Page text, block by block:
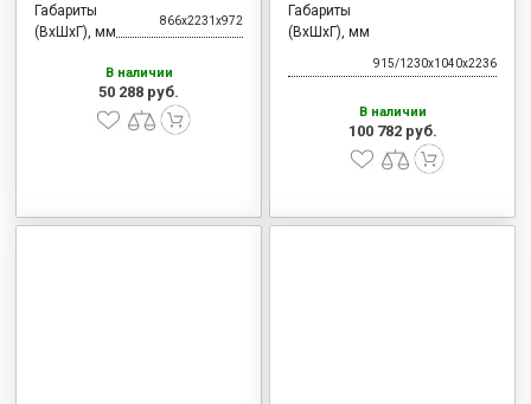
Габариты
(ВхШхГ), мм
866x2231x972
В наличии
50 288 руб.
Габариты
(ВхШхГ), мм
915/1230x1040x2236
В наличии
100 782 руб.